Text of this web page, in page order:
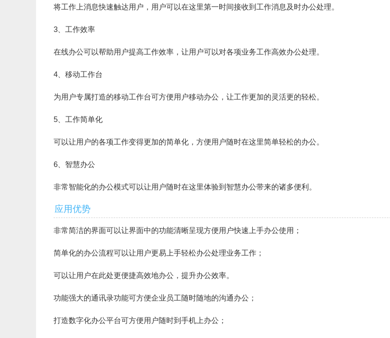
将工作上消息快速触达用户，用户可以在这里第一时间接收到工作消息及时办公处理。
3、工作效率
在线办公可以帮助用户提高工作效率，让用户可以对各项业务工作高效办公处理。
4、移动工作台
为用户专属打造的移动工作台可方便用户移动办公，让工作更加的灵活更的轻松。
5、工作简单化
可以让用户的各项工作变得更加的简单化，方便用户随时在这里简单轻松的办公。
6、智慧办公
非常智能化的办公模式可以让用户随时在这里体验到智慧办公带来的诸多便利。
应用优势
非常简洁的界面可以让界面中的功能清晰呈现方便用户快速上手办公使用；
简单化的办公流程可以让用户更易上手轻松办公处理业务工作；
可以让用户在此处更便捷高效地办公，提升办公效率。
功能强大的通讯录功能可方便企业员工随时随地的沟通办公；
打造数字化办公平台可方便用户随时到手机上办公；